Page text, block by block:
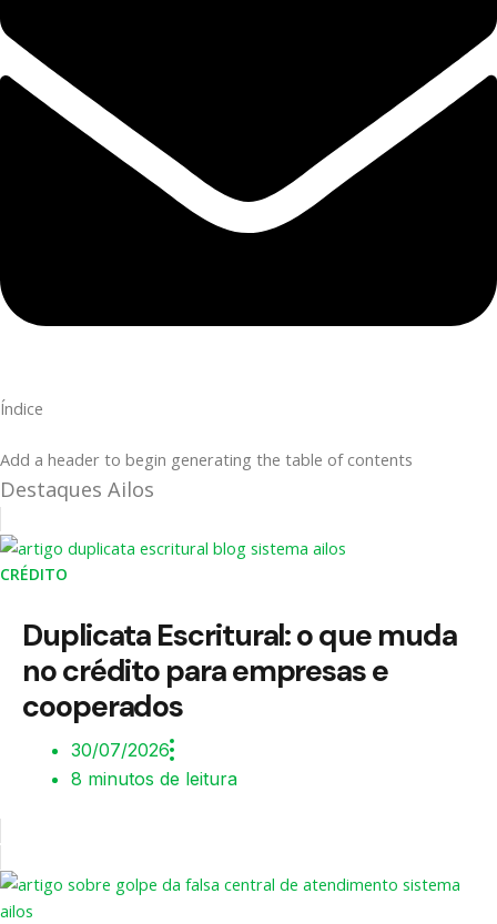
Índice
Add a header to begin generating the table of contents
Destaques Ailos
CRÉDITO
Duplicata Escritural: o que muda
no crédito para empresas e
cooperados
30/07/2026
8 minutos de leitura